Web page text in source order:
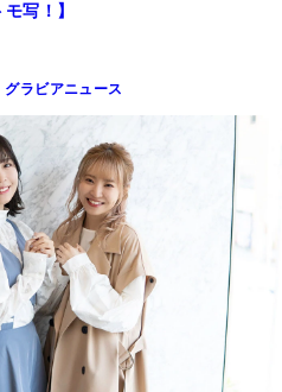
写！】
グラビアニュース